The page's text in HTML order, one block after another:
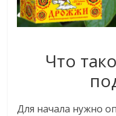
Что
Для начала нужно